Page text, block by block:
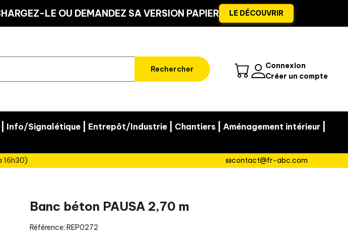
LE OU DEMANDEZ SA VERSION PAPIER LE DÉCOUVRIR
Rechercher
Connexion
Créer un compte
Info/Signalétique Entrepôt/Industrie Chantiers Aménagement intérieur
16h30) contact@fr-abc.com
Banc béton PAUSA 2,70 m
Référence: REP0272